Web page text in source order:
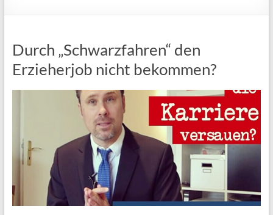
Durch „Schwarzfahren“ den
Erzieherjob nicht bekommen?